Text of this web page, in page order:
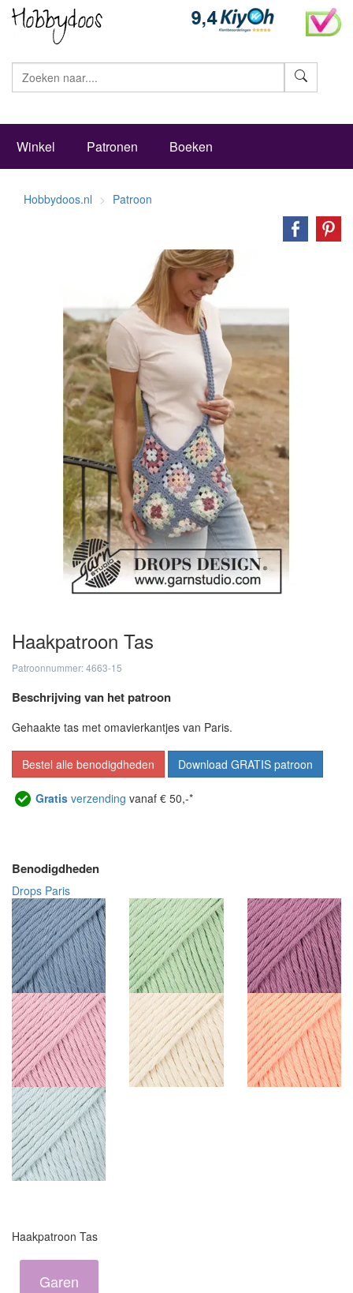
Winkel Patronen Boeken
Hobbydoos.nl Patroon
Haakpatroon Tas
Patroonnummer: 4663-15
Beschrijving van het patroon
Gehaakte tas met omavierkantjes van Paris.
Bestel alle benodigdheden Download GRATIS patroon
Gratis verzending vanaf € 50,-*
Benodigdheden
Drops Paris
Haakpatroon Tas
Garen